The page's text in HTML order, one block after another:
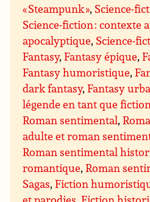
« Steampunk », Science-
Science-fiction : contexte
apocalyptique, Science-
Fantasy,Fantasy épique,
Fantasy humoristique,
dark fantasy,Fantasy
légende en tant que
Roman sentimental,
adulte et roman
Roman sentimental
romantique,Roman
Sagas,Fiction